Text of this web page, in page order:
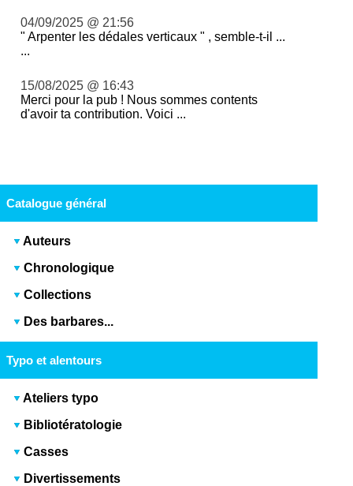
04/09/2025 @ 21:56
" Arpenter les dédales verticaux " , semble-t-il ...
...
15/08/2025 @ 16:43
Merci pour la pub ! Nous sommes contents
d'avoir ta contribution. Voici ...
Catalogue général
Auteurs
Chronologique
Collections
Des barbares...
Typo et alentours
Ateliers typo
Bibliotératologie
Casses
Divertissements